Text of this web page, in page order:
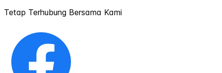
Tetap Terhubung Bersama Kami